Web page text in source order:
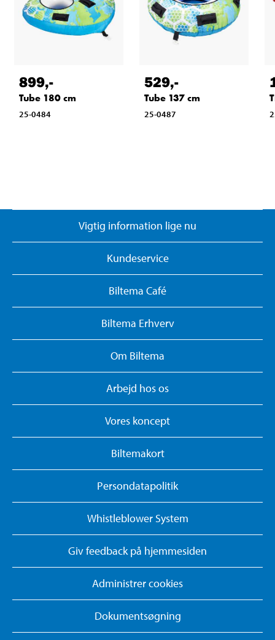
899,-
Tube 180 cm
25-0484
529,-
Tube 137 cm
25-0487
Vigtig information lige nu
Kundeservice
Biltema Café
Biltema Erhverv
Om Biltema
Arbejd hos os
Vores koncept
Biltemakort
Persondatapolitik
Whistleblower System
Giv feedback på hjemmesiden
Administrer cookies
Dokumentsøgning